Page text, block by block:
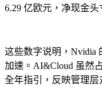
6.29 亿欧元，净现金
这些数字说明，Nvidia
加速。AI&Cloud 虽然
全年指引，反映管理